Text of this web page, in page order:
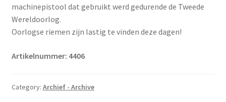
machinepistool dat gebruikt werd gedurende de Tweede
Wereldoorlog.
Oorlogse riemen zijn lastig te vinden deze dagen!
Artikelnummer: 4406
Category: Archief - Archive